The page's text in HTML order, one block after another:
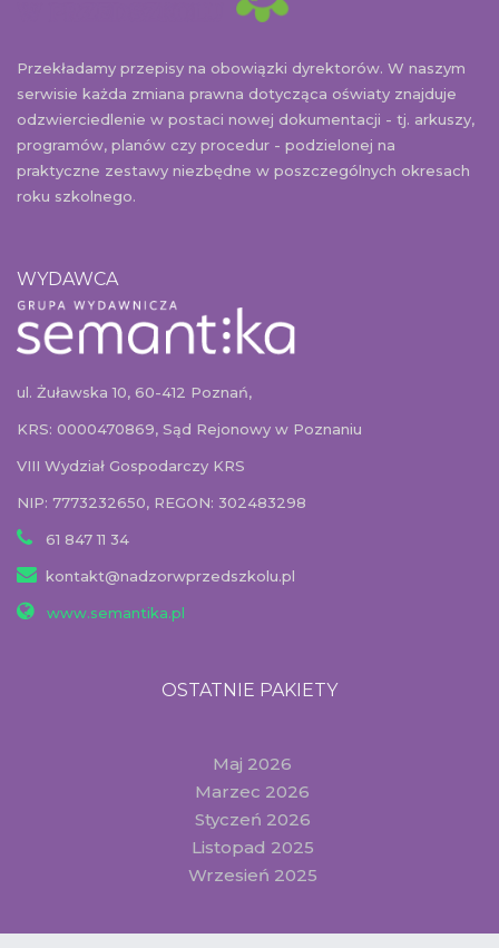
Przekładamy przepisy na obowiązki dyrektorów. W naszym
serwisie każda zmiana prawna dotycząca oświaty znajduje
odzwierciedlenie w postaci nowej dokumentacji - tj. arkuszy,
programów, planów czy procedur - podzielonej na
praktyczne zestawy niezbędne w poszczególnych okresach
roku szkolnego.
WYDAWCA
ul. Żuławska 10, 60-412 Poznań,
KRS: 0000470869, Sąd Rejonowy w Poznaniu
VIII Wydział Gospodarczy KRS
NIP: 7773232650, REGON: 302483298
61 847 11 34
kontakt@nadzorwprzedszkolu.pl
www.semantika.pl
OSTATNIE PAKIETY
Maj 2026
Marzec 2026
Styczeń 2026
Listopad 2025
Wrzesień 2025